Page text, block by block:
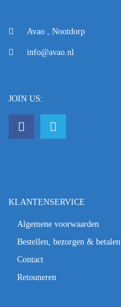
Avao , Nootdorp
info@avao.nl
JOIN US:
KLANTENSERVICE
Algemene voorwaarden
Bestellen, bezorgen & betalen
Contact
Retouneren